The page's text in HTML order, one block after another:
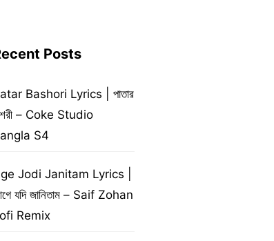
Posts
Bashori Lyrics | পাতার
– Coke Studio
S4
Jodi Janitam Lyrics |
যদি জানিতাম – Saif Zohan
Remix